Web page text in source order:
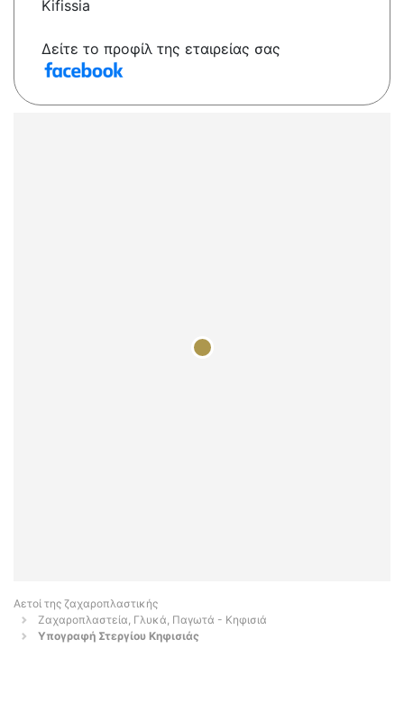
Kifissia
Δείτε το προφίλ της εταιρείας σας
Αετοί της ζαχαροπλαστικής
Ζαχαροπλαστεία, Γλυκά, Παγωτά - Κηφισιά
Υπογραφή Στεργίου Κηφισιάς